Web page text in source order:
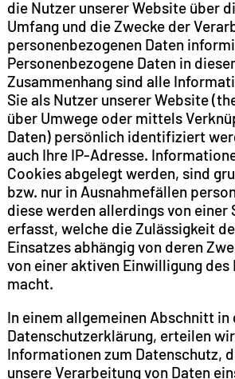
die Nutzer unserer Website über
Umfang und die Zwecke der
personenbezogenen Daten
Personenbezogene Daten in
Zusammenhang sind alle
Sie als Nutzer unserer Website
über Umwege oder mittels
Daten) persönlich identifiziert
auch Ihre IP-Adresse.
Cookies abgelegt werden, sind
bzw. nur in Ausnahmefällen
diese werden allerdings von einer
erfasst, welche die Zulässigkeit
Einsatzes abhängig von deren
von einer aktiven Einwilligung des
macht.
In einem allgemeinen Abschnitt in
Datenschutzerklärung, erteilen
Informationen zum Datenschutz,
unsere Verarbeitung von Daten